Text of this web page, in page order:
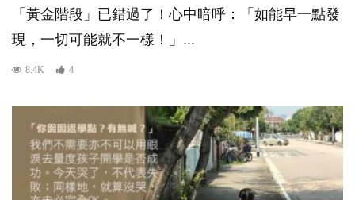
「黃金階段」已錯過了！心中暗呼：「如能早一點發
現，一切可能就不一樣！」...
8.4K 4